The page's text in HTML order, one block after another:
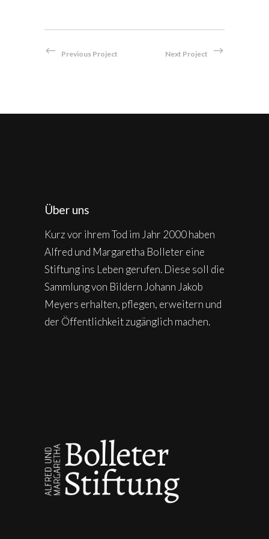
Previous Project Next Project
Über uns
Kurz vor ihrem Tod im Jahr 2000 haben
Alfred und Margaretha Bolleter eine
Stiftung ins Leben gerufen. Diese soll die
Sammlung von Bildern Johann Jakob
Meyers erhalten, pflegen, erweitern und
der Öffentlichkeit zugänglich machen.